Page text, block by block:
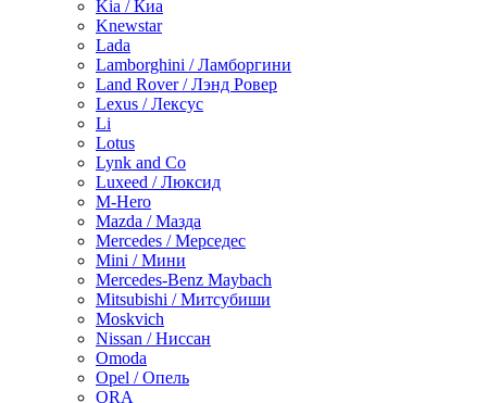
Kia / Киа
Knewstar
Lada
Lamborghini / Ламборгини
Land Rover / Лэнд Ровер
Lexus / Лексус
Li
Lotus
Lynk and Co
Luxeed / Люксид
M-Hero
Mazda / Мазда
Mercedes / Мерседес
Mini / Мини
Mercedes-Benz Maybach
Mitsubishi / Митсубиши
Moskvich
Nissan / Ниссан
Omoda
Opel / Опель
ORA